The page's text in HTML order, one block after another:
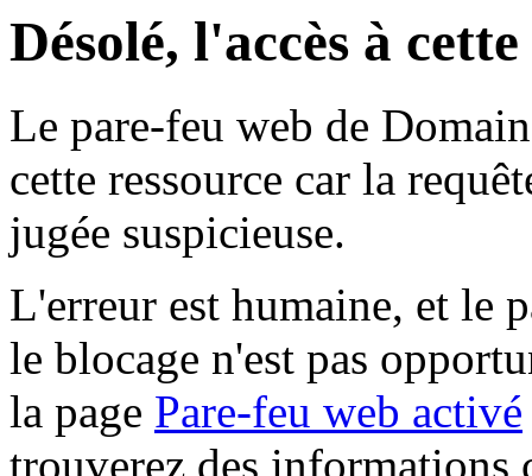
Désolé, l'accès à
Le pare-feu web de
cette ressource car la
jugée suspicieuse.
L'erreur est humaine, et le
le blocage n'est pas
la page Pare-feu web activé
trouverez des informations